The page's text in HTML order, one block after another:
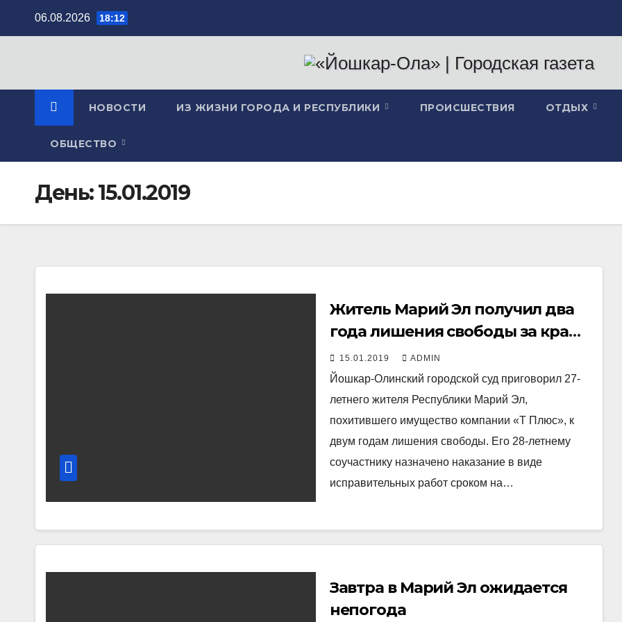
06.08.2026 18:12
НОВОСТИ ИЗ ЖИЗНИ ГОРОДА И РЕСПУБЛИКИ ПРОИСШЕСТВИЯ ОТДЫХ
ОБЩЕСТВО
День:15.01.2019
Житель Марий Эл получил два
года лишения свободы за кражу
имущества «Т Плюс»
15.01.2019 ADMIN
Йошкар-Олинский городской суд приговорил 27-
летнего жителя Республики Марий Эл,
похитившего имущество компании «Т Плюс», к
двум годам лишения свободы. Его 28-летнему
соучастнику назначено наказание в виде
исправительных работ сроком на…
Завтра в Марий Эл ожидается
непогода